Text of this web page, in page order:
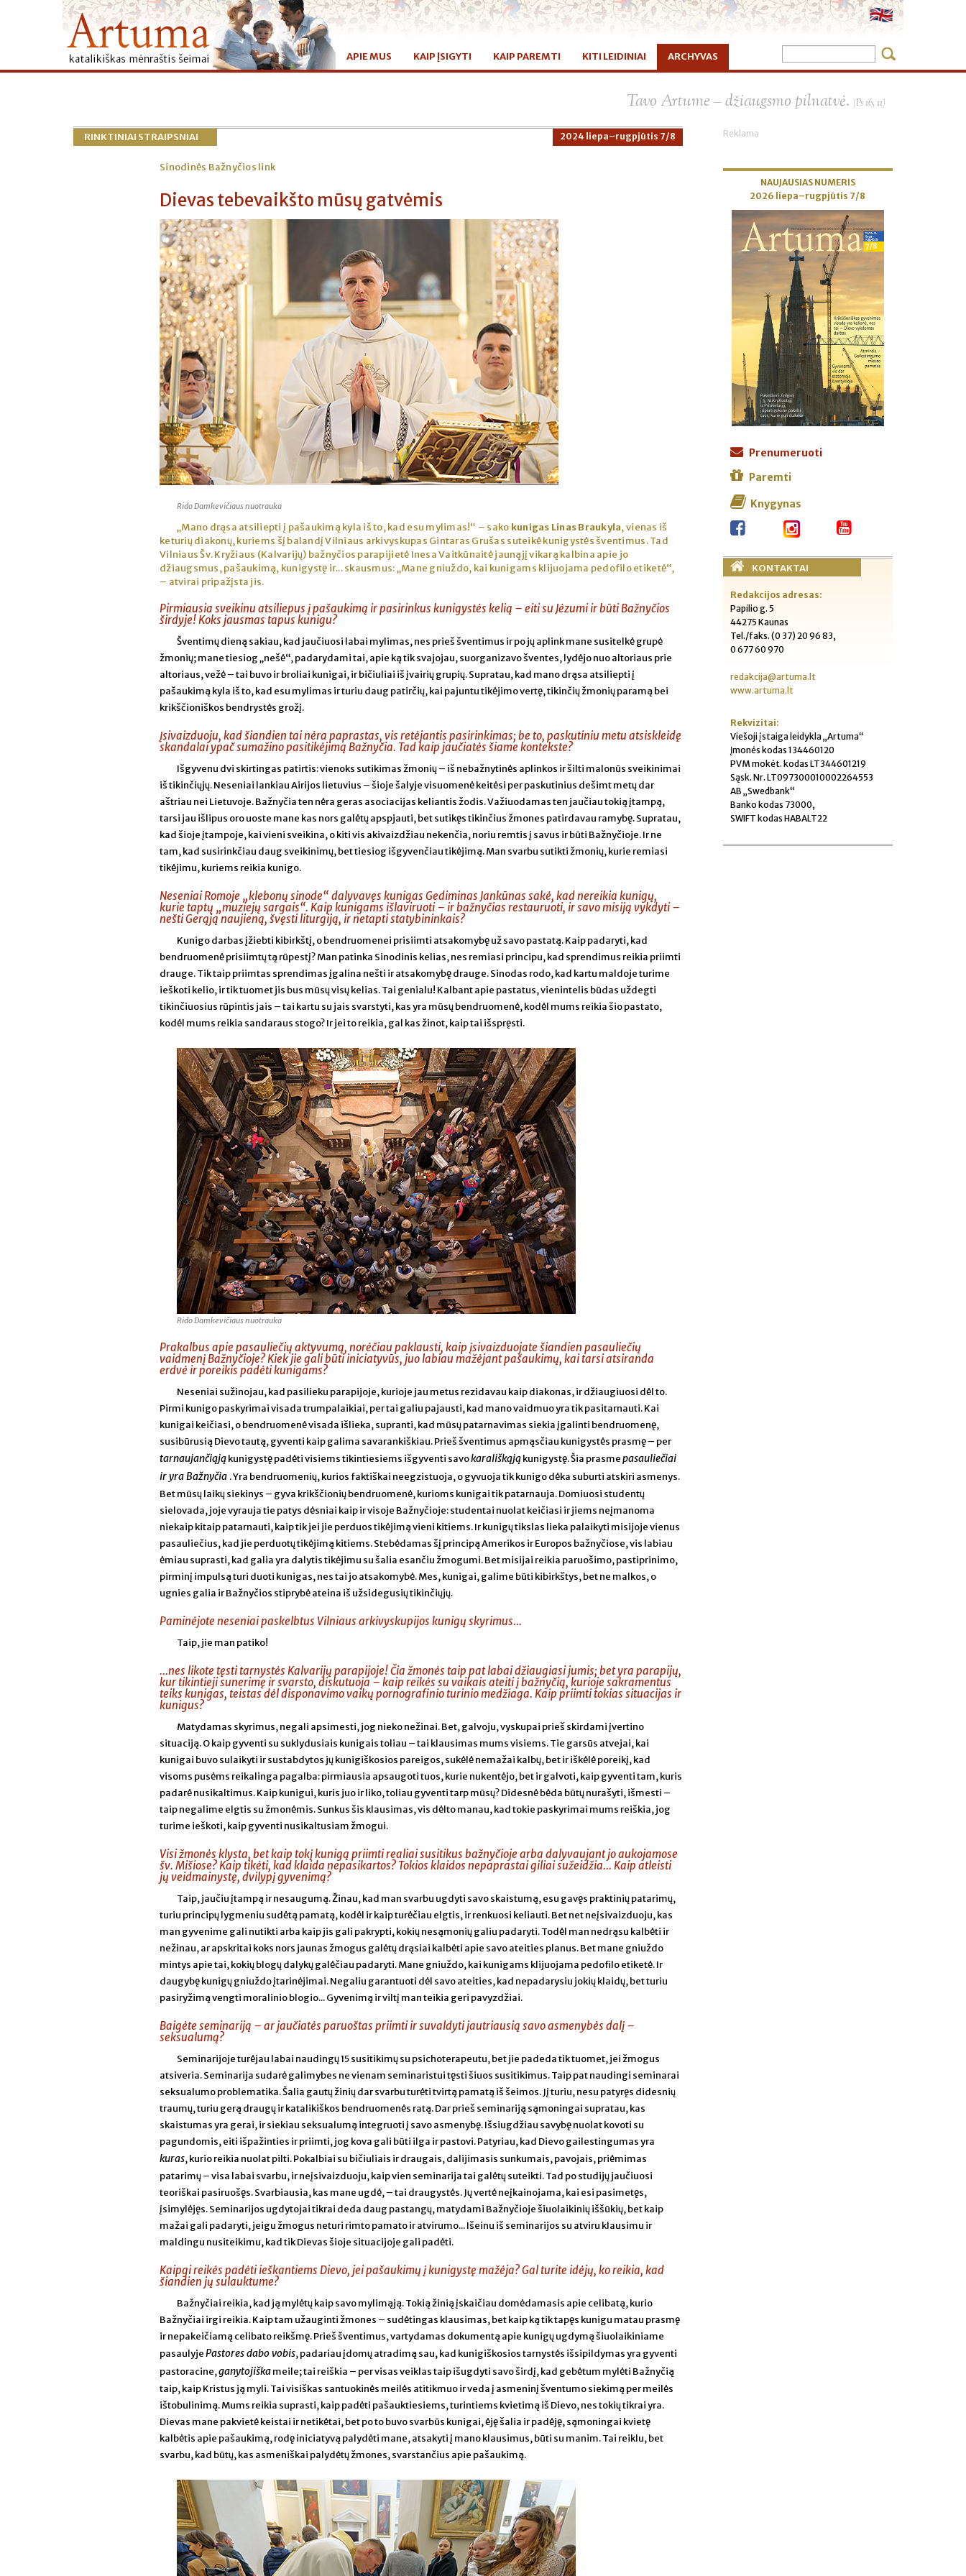
APIE MUS KAIP ĮSIGYTI KAIP PAREMTI KITI LEIDINIAI ARCHYVAS
Tavo Artume – džiaugsmo pilnatvė. (Ps 16, 11)
RINKTINIAI STRAIPSNIAI 2024 liepa–rugpjūtis 7/8
Sinodinės Bažnyčios link
Dievas tebevaikšto mūsų gatvėmis
Rido Damkevičiaus nuotrauka
„Mano drąsa atsiliepti į pašaukimą kyla iš to, kad esu mylimas!“ – sako kunigas Linas Braukyla, vienas iš
keturių diakonų, kuriems šį balandį Vilniaus arkivyskupas Gintaras Grušas suteikė kunigystės šventimus. Tad
Vilniaus Šv. Kryžiaus (Kalvarijų) bažnyčios parapijietė Inesa Vaitkūnaitė jaunąjį vikarą kalbina apie jo
džiaugsmus, pašaukimą, kunigystę ir... skausmus: „Mane gniuždo, kai kunigams klijuojama pedofilo etiketė“,
– atvirai pripažįsta jis.
Pirmiausia sveikinu atsiliepus į pašaukimą ir pasirinkus kunigystės kelią – eiti su Jėzumi ir būti Bažnyčios
širdyje! Koks jausmas tapus kunigu?
Šventimų dieną sakiau, kad jaučiuosi labai mylimas, nes prieš šventimus ir po jų aplink mane susitelkė grupė
žmonių; mane tiesiog „nešė“, padarydami tai, apie ką tik svajojau, suorganizavo šventes, lydėjo nuo altoriaus prie
altoriaus, vežė – tai buvo ir broliai kunigai, ir bičiuliai iš įvairių grupių. Supratau, kad mano drąsa atsiliepti į
pašaukimą kyla iš to, kad esu mylimas ir turiu daug patirčių, kai pajuntu tikėjimo vertę, tikinčių žmonių paramą bei
krikščioniškos bendrystės grožį.
Įsivaizduoju, kad šiandien tai nėra paprastas, vis retėjantis pasirinkimas; be to, paskutiniu metu atsiskleidę
skandalai ypač sumažino pasitikėjimą Bažnyčia. Tad kaip jaučiatės šiame kontekste?
Išgyvenu dvi skirtingas patirtis: vienoks sutikimas žmonių – iš nebažnytinės aplinkos ir šilti malonūs sveikinimai
iš tikinčiųjų. Neseniai lankiau Airijos lietuvius – šioje šalyje visuomenė keitėsi per paskutinius dešimt metų dar
aštriau nei Lietuvoje. Bažnyčia ten nėra geras asociacijas keliantis žodis. Važiuodamas ten jaučiau tokią įtampą,
tarsi jau išlipus oro uoste mane kas nors galėtų apspjauti, bet sutikęs tikinčius žmones patirdavau ramybę. Supratau,
kad šioje įtampoje, kai vieni sveikina, o kiti vis akivaizdžiau nekenčia, noriu remtis į savus ir būti Bažnyčioje. Ir ne
tam, kad susirinkčiau daug sveikinimų, bet tiesiog išgyvenčiau tikėjimą. Man svarbu sutikti žmonių, kurie remiasi
tikėjimu, kuriems reikia kunigo.
Neseniai Romoje „klebonų sinode“ dalyvavęs kunigas Gediminas Jankūnas sakė, kad nereikia kunigų,
kurie taptų „muziejų sargais“. Kaip kunigams išlaviruoti – ir bažnyčias restauruoti, ir savo misiją vykdyti –
nešti Gerąją naujieną, švęsti liturgiją, ir netapti statybininkais?
Kunigo darbas įžiebti kibirkštį, o bendruomenei prisiimti atsakomybę už savo pastatą. Kaip padaryti, kad
bendruomenė prisiimtų tą rūpestį? Man patinka Sinodinis kelias, nes remiasi principu, kad sprendimus reikia priimti
drauge. Tik taip priimtas sprendimas įgalina nešti ir atsakomybę drauge. Sinodas rodo, kad kartu maldoje turime
ieškoti kelio, ir tik tuomet jis bus mūsų visų kelias. Tai genialu! Kalbant apie pastatus, vienintelis būdas uždegti
tikinčiuosius rūpintis jais – tai kartu su jais svarstyti, kas yra mūsų bendruomenė, kodėl mums reikia šio pastato,
kodėl mums reikia sandaraus stogo? Ir jei to reikia, gal kas žinot, kaip tai išspręsti.
Rido Damkevičiaus nuotrauka
Prakalbus apie pasauliečių aktyvumą, norėčiau paklausti, kaip įsivaizduojate šiandien pasauliečių
vaidmenį Bažnyčioje? Kiek jie gali būti iniciatyvūs, juo labiau mažėjant pašaukimų, kai tarsi atsiranda
erdvė ir poreikis padėti kunigams?
Neseniai sužinojau, kad pasilieku parapijoje, kurioje jau metus rezidavau kaip diakonas, ir džiaugiuosi dėl to.
Pirmi kunigo paskyrimai visada trumpalaikiai, per tai galiu pajausti, kad mano vaidmuo yra tik pasitarnauti. Kai
kunigai keičiasi, o bendruomenė visada išlieka, supranti, kad mūsų patarnavimas siekia įgalinti bendruomenę,
susibūrusią Dievo tautą, gyventi kaip galima savarankiškiau. Prieš šventimus apmąsčiau kunigystės prasmę – per
tarnaujančiąjąkunigystę padėti visiems tikintiesiems išgyventi savokarališkąjąkunigystę. Šia prasmepasauliečiai
ir yra Bažnyčia . Yra bendruomenių, kurios faktiškai neegzistuoja, o gyvuoja tik kunigo dėka suburti atskiri asmenys.
Bet mūsų laikų siekinys – gyva krikščionių bendruomenė, kurioms kunigai tik patarnauja. Domiuosi studentų
sielovada, joje vyrauja tie patys dėsniai kaip ir visoje Bažnyčioje: studentai nuolat keičiasi ir jiems neįmanoma
niekaip kitaip patarnauti, kaip tik jei jie perduos tikėjimą vieni kitiems. Ir kunigų tikslas lieka palaikyti misijoje vienus
pasauliečius, kad jie perduotų tikėjimą kitiems. Stebėdamas šį principą Amerikos ir Europos bažnyčiose, vis labiau
ėmiau suprasti, kad galia yra dalytis tikėjimu su šalia esančiu žmogumi. Bet misijai reikia paruošimo, pastiprinimo,
pirminį impulsą turi duoti kunigas, nes tai jo atsakomybė. Mes, kunigai, galime būti kibirkštys, bet ne malkos, o
ugnies galia ir Bažnyčios stiprybė ateina iš užsidegusių tikinčiųjų.
Paminėjote neseniai paskelbtus Vilniaus arkivyskupijos kunigų skyrimus...
Taip, jie man patiko!
...nes likote tęsti tarnystės Kalvarijų parapijoje! Čia žmonės taip pat labai džiaugiasi jumis; bet yra parapijų,
kur tikintieji sunerimę ir svarsto, diskutuoja – kaip reikės su vaikais ateiti į bažnyčią, kurioje sakramentus
teiks kunigas, teistas dėl disponavimo vaikų pornografinio turinio medžiaga. Kaip priimti tokias situacijas ir
kunigus?
Matydamas skyrimus, negali apsimesti, jog nieko nežinai. Bet, galvoju, vyskupai prieš skirdami įvertino
situaciją. O kaip gyventi su suklydusiais kunigais toliau – tai klausimas mums visiems. Tie garsūs atvejai, kai
kunigai buvo sulaikyti ir sustabdytos jų kunigiškosios pareigos, sukėlė nemažai kalbų, bet ir iškėlė poreikį, kad
visoms pusėms reikalinga pagalba: pirmiausia apsaugoti tuos, kurie nukentėjo, bet ir galvoti, kaip gyventi tam, kuris
padarė nusikaltimus. Kaip kunigui, kuris juo ir liko, toliau gyventi tarp mūsų? Didesnė bėda būtų nurašyti, išmesti –
taip negalime elgtis su žmonėmis. Sunkus šis klausimas, vis dėlto manau, kad tokie paskyrimai mums reiškia, jog
turime ieškoti, kaip gyventi nusikaltusiam žmogui.
Visi žmonės klysta, bet kaip tokį kunigą priimti realiai susitikus bažnyčioje arba dalyvaujant jo aukojamose
šv. Mišiose? Kaip tikėti, kad klaida nepasikartos? Tokios klaidos nepaprastai giliai sužeidžia... Kaip atleisti
jų veidmainystę, dvilypį gyvenimą?
Taip, jaučiu įtampą ir nesaugumą. Žinau, kad man svarbu ugdyti savo skaistumą, esu gavęs praktinių patarimų,
turiu principų lygmeniu sudėtą pamatą, kodėl ir kaip turėčiau elgtis, ir renkuosi keliauti. Bet net neįsivaizduoju, kas
man gyvenime gali nutikti arba kaip jis gali pakrypti, kokių nesąmonių galiu padaryti. Todėl man nedrąsu kalbėti ir
nežinau, ar apskritai koks nors jaunas žmogus galėtų drąsiai kalbėti apie savo ateities planus. Bet mane gniuždo
mintys apie tai, kokių blogų dalykų galėčiau padaryti. Mane gniuždo, kai kunigams klijuojama pedofilo etiketė. Ir
daugybę kunigų gniuždo įtarinėjimai. Negaliu garantuoti dėl savo ateities, kad nepadarysiu jokių klaidų, bet turiu
pasiryžimą vengti moralinio blogio... Gyvenimą ir viltį man teikia geri pavyzdžiai.
Baigėte seminariją – ar jaučiatės paruoštas priimti ir suvaldyti jautriausią savo asmenybės dalį –
seksualumą?
Seminarijoje turėjau labai naudingų 15 susitikimų su psichoterapeutu, bet jie padeda tik tuomet, jei žmogus
atsiveria. Seminarija sudarė galimybes ne vienam seminaristui tęsti šiuos susitikimus. Taip pat naudingi seminarai
seksualumo problematika. Šalia gautų žinių dar svarbu turėti tvirtą pamatą iš šeimos. Jį turiu, nesu patyręs didesnių
traumų, turiu gerą draugų ir katalikiškos bendruomenės ratą. Dar prieš seminariją sąmoningai supratau, kas
skaistumas yra gerai, ir siekiau seksualumą integruoti į savo asmenybę. Išsiugdžiau savybę nuolat kovoti su
pagundomis, eiti išpažinties ir priimti, jog kova gali būti ilga ir pastovi. Patyriau, kad Dievo gailestingumas yra
kuras, kurio reikia nuolat pilti. Pokalbiai su bičiuliais ir draugais, dalijimasis sunkumais, pavojais, priėmimas
patarimų – visa labai svarbu, ir neįsivaizduoju, kaip vien seminarija tai galėtų suteikti. Tad po studijų jaučiuosi
teoriškai pasiruošęs. Svarbiausia, kas mane ugdė, – tai draugystės. Jų vertė neįkainojama, kai esi pasimetęs,
įsimylėjęs. Seminarijos ugdytojai tikrai deda daug pastangų, matydami Bažnyčioje šiuolaikinių iššūkių, bet kaip
mažai gali padaryti, jeigu žmogus neturi rimto pamato ir atvirumo... Išeinu iš seminarijos su atviru klausimu ir
maldingu nusiteikimu, kad tik Dievas šioje situacijoje gali padėti.
Kaipgi reikės padėti ieškantiems Dievo, jei pašaukimų į kunigystę mažėja? Gal turite idėjų, ko reikia, kad
šiandien jų sulauktume?
Bažnyčiai reikia, kad ją mylėtų kaip savo mylimąją. Tokią žinią įskaičiau domėdamasis apie celibatą, kurio
Bažnyčiai irgi reikia. Kaip tam užauginti žmones – sudėtingas klausimas, bet kaip ką tik tapęs kunigu matau prasmę
ir nepakeičiamą celibato reikšmę. Prieš šventimus, vartydamas dokumentą apie kunigų ugdymą šiuolaikiniame
pasaulyjePastores dabo vobis, padariau įdomų atradimą sau, kad kunigiškosios tarnystės išsipildymas yra gyventi
pastoracine,ganytojiškameile; tai reiškia – per visas veiklas taip išugdyti savo širdį, kad gebėtum mylėti Bažnyčią
taip, kaip Kristus ją myli. Tai visiškas santuokinės meilės atitikmuo ir veda į asmeninį šventumo siekimą per meilės
ištobulinimą. Mums reikia suprasti, kaip padėti pašauktiesiems, turintiems kvietimą iš Dievo, nes tokių tikrai yra.
Dievas mane pakvietė keistai ir netikėtai, bet po to buvo svarbūs kunigai, ėję šalia ir padėję, sąmoningai kvietę
kalbėtis apie pašaukimą, rodę iniciatyvą palydėti mane, atsakyti į mano klausimus, būti su manim. Tai reiklu, bet
svarbu, kad būtų, kas asmeniškai palydėtų žmones, svarstančius apie pašaukimą.
Reklama
NAUJAUSIAS NUMERIS
2026 liepa–rugpjūtis 7/8
Prenumeruoti
Paremti
Knygynas
KONTAKTAI
Redakcijos adresas:
Papilio g. 5
44275 Kaunas
Tel./faks. (0 37) 20 96 83,
0 677 60 970
redakcija@artuma.lt
www.artuma.lt
Rekvizitai:
Viešoji įstaiga leidykla „Artuma“
Įmonės kodas 134460120
PVM mokėt. kodas LT344601219
Sąsk. Nr. LT097300010002264553
AB „Swedbank“
Banko kodas 73000,
SWIFT kodas HABALT22